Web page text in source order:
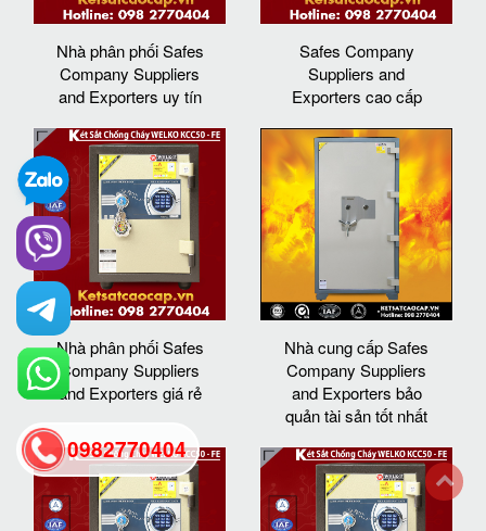
Nhà phân phối Safes
Company Suppliers
and Exporters uy tín
Safes Company
Suppliers and
Exporters cao cấp
Nhà phân phối Safes
Company Suppliers
and Exporters giá rẻ
Nhà cung cấp Safes
Company Suppliers
and Exporters bảo
quản tài sản tốt nhất
0982770404